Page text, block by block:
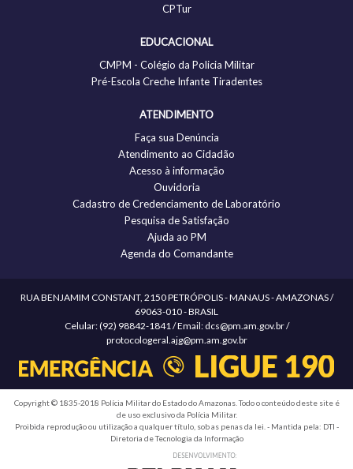
CPTur
EDUCACIONAL
CMPM - Colégio da Policia Militar
Pré-Escola Creche Infante Tiradentes
ATENDIMENTO
Faça sua Denúncia
Atendimento ao Cidadão
Acesso à informação
Ouvidoria
Cadastro de Credenciamento de Laboratório
Pesquisa de Satisfação
Ajuda ao PM
Agenda do Comandante
RUA BENJAMIM CONSTANT, 2150 PETRÓPOLIS - MANAUS - AMAZONAS /
69063-010 - BRASIL
Celular: (92) 98842-1841 / Email: dcs@pm.am.gov.br /
protocologeral.ajg@pm.am.gov.br
Copyright © 1835-2018 Polícia Militar do Estado do Amazonas. Todo o conteúdo deste site é
de uso exclusivo da Polícia Militar.
Proibida reprodução ou utilização a qualquer título, sob as penas da lei. - Mantida pela: DTI -
Diretoria de Tecnologia da Informação